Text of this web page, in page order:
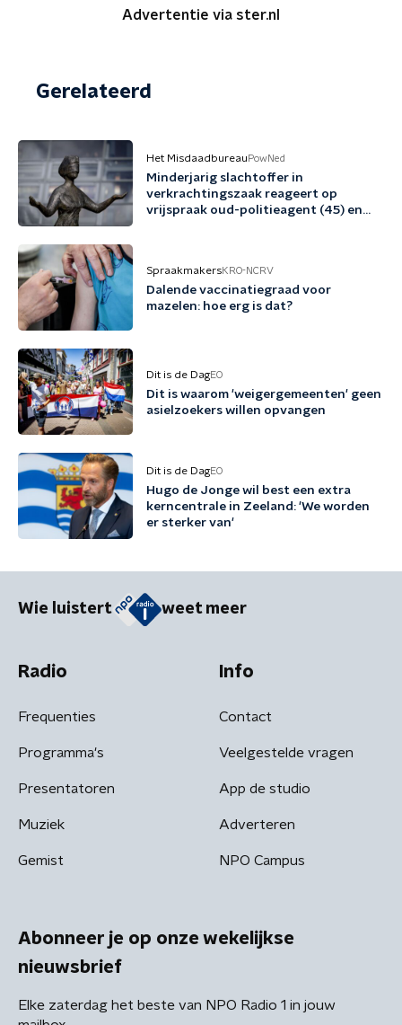
Advertentie via ster.nl
Gerelateerd
Het Misdaadbureau PowNed
Minderjarig slachtoffer in
verkrachtingszaak reageert op
vrijspraak oud-politieagent (45) en
SpraakmakersKRO-NCRV
Dalende vaccinatiegraad voor
mazelen: hoe erg is dat?
Dit is de DagEO
Dit is waarom 'weigergemeenten' geen
asielzoekers willen opvangen
Dit is de DagEO
Hugo de Jonge wil best een extra
kerncentrale in Zeeland: 'We worden
er sterker van'
Wie luistert weet meer
Radio
Frequenties
Programma's
Presentatoren
Muziek
Gemist
Info
Contact
Veelgestelde vragen
App de studio
Adverteren
NPO Campus
Abonneer je op onze wekelijkse
nieuwsbrief
Elke zaterdag het beste van NPO Radio 1 in jouw